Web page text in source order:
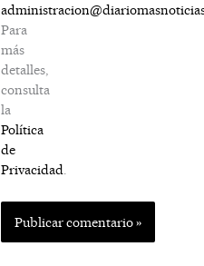
Para
más
detalles,
consulta
la
Política
de
Privacidad